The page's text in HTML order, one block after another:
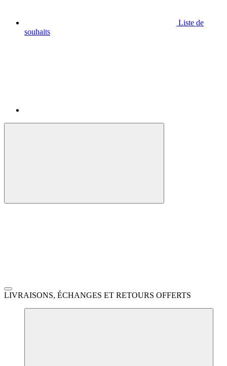
Liste de
souhaits
LIVRAISONS, ÉCHANGES ET RETOURS OFFERTS